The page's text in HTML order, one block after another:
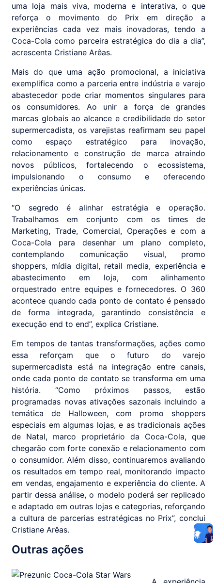
uma loja mais viva, moderna e interativa, o que
reforça o movimento do Prix em direção a
experiências cada vez mais inovadoras, tendo a
Coca-Cola como parceira estratégica do dia a dia”,
acrescenta Cristiane Arêas.
Mais do que uma ação promocional, a iniciativa
exemplifica como a parceria entre indústria e varejo
abastecedor pode criar momentos singulares para
os consumidores. Ao unir a força de grandes
marcas globais ao alcance e credibilidade do setor
supermercadista, os varejistas reafirmam seu papel
como espaço estratégico para inovação,
relacionamento e construção de marca atraindo
novos públicos, fortalecendo o ecossistema,
impulsionando o consumo e oferecendo
experiências únicas.
“O segredo é alinhar estratégia e operação.
Trabalhamos em conjunto com os times de
Marketing, Trade, Comercial, Operações e com a
Coca-Cola para desenhar um plano completo,
contemplando comunicação visual, promo
shoppers, mídia digital, retail media, experiência e
abastecimento em loja, com alinhamento
orquestrado entre equipes e fornecedores. O 360
acontece quando cada ponto de contato é pensado
de forma integrada, garantindo consistência e
execução end to end”, explica Cristiane.
Em tempos de tantas transformações, ações como
essa reforçam que o futuro do varejo
supermercadista está na integração entre canais,
onde cada ponto de contato se transforma em uma
história. “Como próximos passos, estão
programadas novas ativações sazonais incluindo a
temática de Halloween, com promo shoppers
especiais em algumas lojas, e as tradicionais ações
de Natal, marco proprietário da Coca-Cola, que
chegarão com forte conexão e relacionamento com
o consumidor. Além disso, continuaremos avaliando
os resultados em tempo real, monitorando impacto
em vendas, engajamento e experiência do cliente. A
partir dessa análise, o modelo poderá ser replicado
e adaptado em outras lojas e categorias, reforçando
a cultura de parcerias estratégicas no Prix”, conclui
Cristiane Arêas.
Outras ações